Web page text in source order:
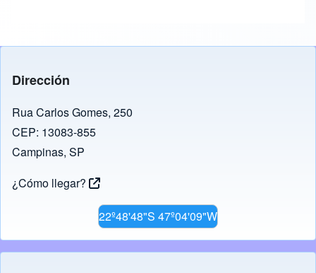
Dirección
Rua Carlos Gomes, 250
CEP: 13083-855
Campinas, SP
¿Cómo llegar?
22º48'48"S 47º04'09"W